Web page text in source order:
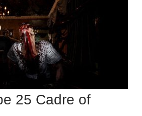
25 Cadre of